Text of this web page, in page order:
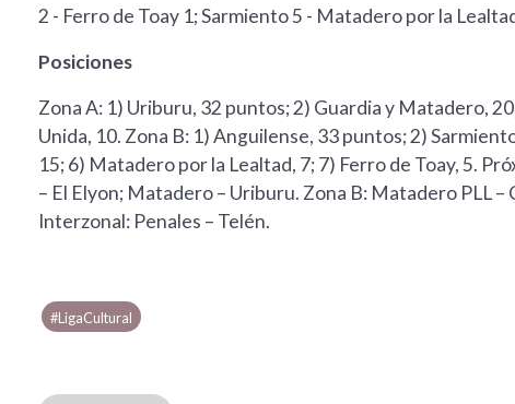
2 - Ferro de Toay 1; Sarmiento 5 - Matadero por la
Posiciones
Zona A: 1) Uriburu, 32 puntos; 2) Guardia y Matadero,
Unida, 10. Zona B: 1) Anguilense, 33 puntos; 2)
15; 6) Matadero por la Lealtad, 7; 7) Ferro de Toay, 5.
– El Elyon; Matadero – Uriburu. Zona B: Matadero PLL
Interzonal: Penales – Telén.
#LigaCultural